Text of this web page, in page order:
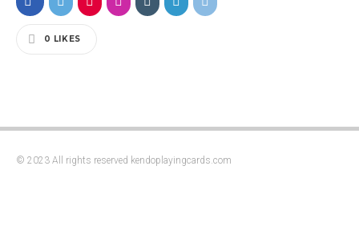
0 LIKES
© 2023 All rights reserved kendoplayingcards.com